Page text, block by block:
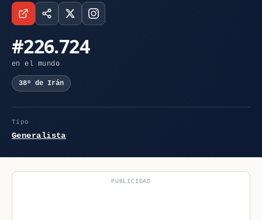
#226.724
en el mundo
38º de Irán
Tipo
Generalista
PUBLICIDAD